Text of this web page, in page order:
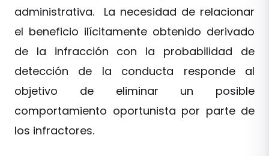
administrativa. La necesidad de relacionar
el beneficio ilícitamente obtenido derivado
de la infracción con la probabilidad de
detección de la conducta responde al
objetivo de eliminar un posible
comportamiento oportunista por parte de
los infractores.